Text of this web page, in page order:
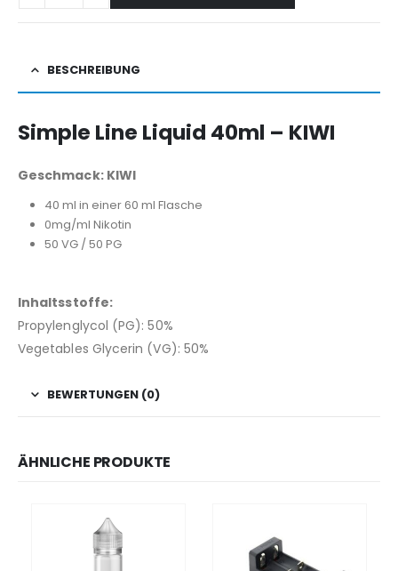
BESCHREIBUNG
Simple Line Liquid 40ml – KIWI
Geschmack: KIWI
40 ml in einer 60 ml Flasche
0mg/ml Nikotin
50 VG / 50 PG
Inhaltsstoffe:
Propylenglycol (PG): 50%
Vegetables Glycerin (VG): 50%
BEWERTUNGEN (0)
ÄHNLICHE PRODUKTE